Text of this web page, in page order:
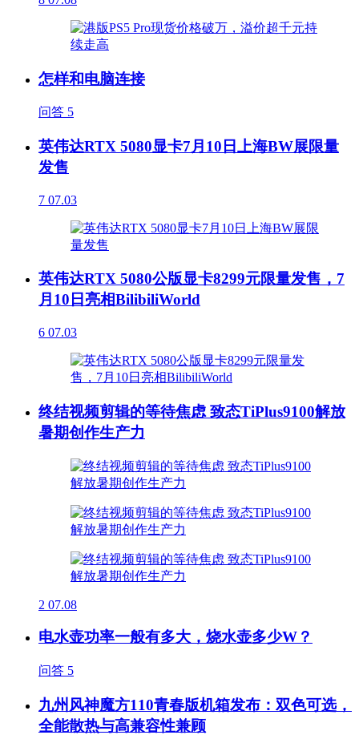
怎样和电脑连接
问答 5
英伟达RTX 5080显卡7月10日上海BW展限量
发售
7 07.03
英伟达RTX 5080公版显卡8299元限量发售，7
月10日亮相BilibiliWorld
6 07.03
终结视频剪辑的等待焦虑 致态TiPlus9100解放
暑期创作生产力
2 07.08
电水壶功率一般有多大，烧水壶多少W？
问答 5
九州风神魔方110青春版机箱发布：双色可选，
全能散热与高兼容性兼顾